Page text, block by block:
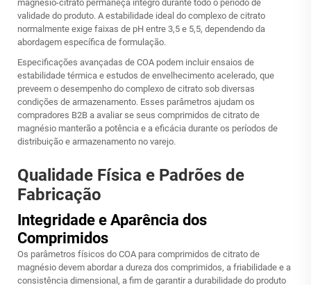
magnésio-citrato permaneça íntegro durante todo o período de
validade do produto. A estabilidade ideal do complexo de citrato
normalmente exige faixas de pH entre 3,5 e 5,5, dependendo da
abordagem específica de formulação.
Especificações avançadas de COA podem incluir ensaios de
estabilidade térmica e estudos de envelhecimento acelerado, que
preveem o desempenho do complexo de citrato sob diversas
condições de armazenamento. Esses parâmetros ajudam os
compradores B2B a avaliar se seus comprimidos de citrato de
magnésio manterão a potência e a eficácia durante os períodos de
distribuição e armazenamento no varejo.
Qualidade Física e Padrões de
Fabricação
Integridade e Aparência dos
Comprimidos
Os parâmetros físicos do COA para comprimidos de citrato de
magnésio devem abordar a dureza dos comprimidos, a friabilidade e a
consistência dimensional, a fim de garantir a durabilidade do produto